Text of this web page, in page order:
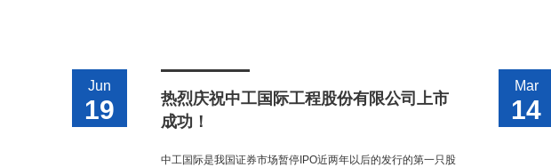
Jun
19
热烈庆祝中工国际工程股份有限公司上市
成功！
中工国际是我国证券市场暂停IPO近两年以后的发行的第一只股
Mar
14